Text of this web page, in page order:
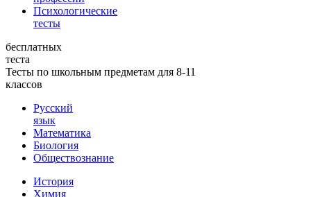
Психологические
тесты
бесплатных
теста
Тесты по школьным предметам для 8-11
классов
Русский
язык
Математика
Биология
Обществознание
История
Химия